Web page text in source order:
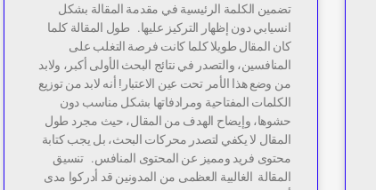
تضمين الكلمة الرئيسية في مقدمة المقالة بشكل
انسيابي دون إظهار التركيز عليها. طول المقالة كلما
كان المقال طويلا كلما كانت فرصة التغلب على
المنافسين، والتصدر في نتائج البحث الأولى أكبر، ولابد
من وضع هذا الأمر تحت عين الاعتبار! أنه لابد من توزيع
الكلمات المفتاحية ومرادفاتها بشكل مناسب دون
حشوها، وإيضاح الهدف من المقال، حيث مجرد طول
المقال لا يكفي لتصدر محركات البحث، بل يجب كتابة
محتوى فريد ومميز عن المحتوى المنافس. تنسيق
المقالة الغالبية العظمى من المدونين قد أدركوا مدى